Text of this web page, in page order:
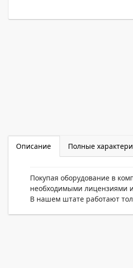
Описание Полные
Покупая оборудование в
необходимыми лицензиями
В нашем штате работают